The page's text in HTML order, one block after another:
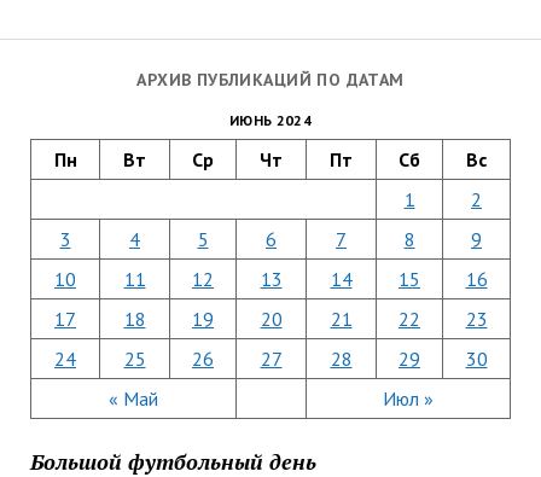
АРХИВ ПУБЛИКАЦИЙ ПО ДАТАМ
ИЮНЬ 2024
Пн Вт Ср Чт Пт Сб Вс
« Май Июл »
1
2
3
4 5 6 7 8
9
10
11 12 13 14 15
16
17
18 19 20 21 22
23
24
25 26 27 28 29 30
Большой футбольный день